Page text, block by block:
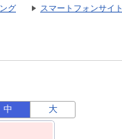
グ
スマートフォンサイト
中 大